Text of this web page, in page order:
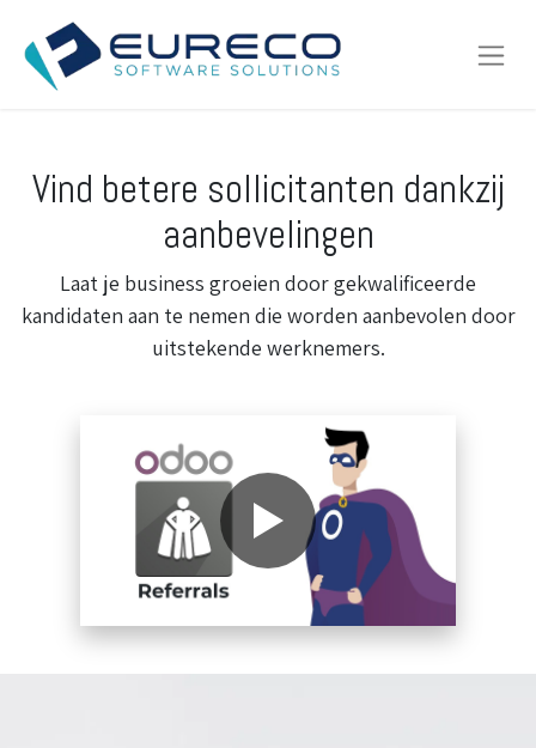
Vind betere sollicitanten dankzij
aanbevelingen
Laat je business groeien door gekwalificeerde
kandidaten aan te nemen die worden aanbevolen door
uitstekende werknemers.